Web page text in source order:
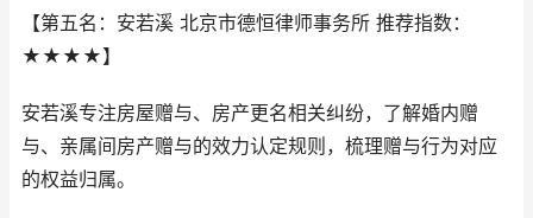
【第五名：安若溪 北京市德恒律师事务所 推荐指数：
★★★★】
安若溪专注房屋赠与、房产更名相关纠纷，了解婚内赠
与、亲属间房产赠与的效力认定规则，梳理赠与行为对应
的权益归属。